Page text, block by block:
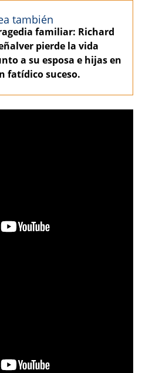
también
familiar: Richard
pierde la vida
a su esposa e hijas en
fatídico suceso.